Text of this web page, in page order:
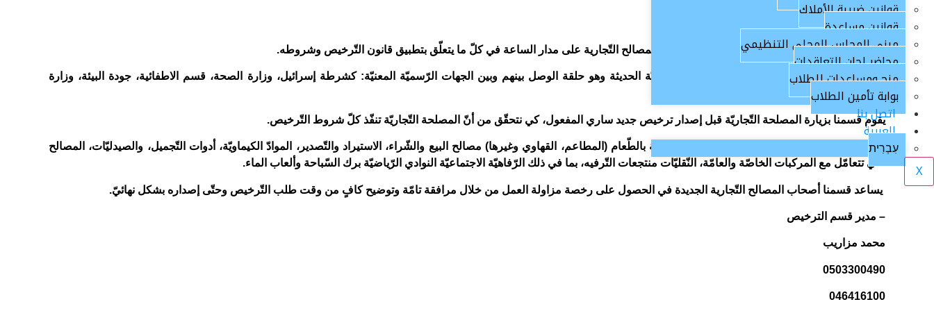
قوانين ضريبة الأملاك
قوانين مساعدة
مبنى المجلس المحلي التنظيمي
محاضر لجان التعاقدات
منح ومساعدات للطلاب
بوابة تأمين الطلاب
اتصل بنا
العربية
עִבְרִית
X
قسم ترخيص المصالح التّجارية مسؤول عن مراقبة المصالح التّجارية على مدار الساعة في كلّ ما يتعلّق بتطبيق قانون التّرخيص وشروطه.
وهو المسؤول عن إصدار ترخيصات للمصالح التّجاريّة الحديثة وهو حلقة الوصل بينهم وبين الجهات الرّسميّة المعنيّة: كشرطة إسرائيل، وزارة الصحة، قسم الاطفائية، جودة البيئة، وزارة
الاقتصاد، قسم التّنظيم والبناء وغيرها
يقوم قسمنا بزيارة المصلحة التّجاريّة قبل إصدار ترخيص جديد ساري المفعول، كي نتحقّق من أنّ المصلحة التّجاريّة تنفّذ كلّ شروط التّرخيص.
المصالح التّجاريّة التّابعة لقسمنا هي المصالح الخاصّة بالطّعام (المطاعم، القهاوي وغيرها) مصالح البيع والشّراء، الاستيراد والتّصدير، الموادّ الكيماويّة، أدوات التّجميل، والصيدليّات، المصالح
الّتي تتعامّل مع المركبات الخاصّة والعامّة، النّقليّات منتجعات التّرفيه، بما في ذلك الرّفاهيّة الاجتماعيّة النوادي الرّياضيّة برك السّباحة وألعاب الماء.
يساعد قسمنا أصحاب المصالح التّجارية الجديدة في الحصول على رخصة مزاولة العمل من خلال مرافقة تامّة وتوضيح كافٍ من وقت طلب التّرخيص وحتّى إصداره بشكل نهائيّ.
– مدير قسم الترخيص
محمد مزاريب
0503300490
046416100